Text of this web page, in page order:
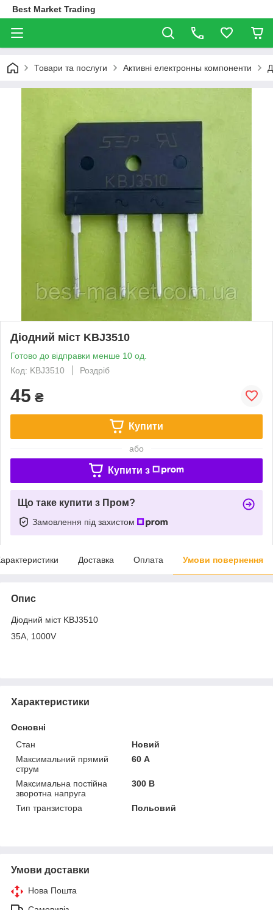
Best Market Trading
Товари та послуги Активні електронны компоненти
Діодний міст KBJ3510
Готово до відправки менше 10 од.
Код: KBJ3510
Роздріб
45 ₴
Купити
або
Купити з
Що таке купити з Пром?
Замовлення під захистом
Доставка Оплата Умови повернення
Опис
Діодний міст KBJ3510
35А, 1000V
Характеристики
Основні
Стан
Новий
Максимальний прямий
струм
60 А
Максимальна постійна
зворотна напруга
300 В
Тип транзистора Польовий
Умови доставки
Нова Пошта